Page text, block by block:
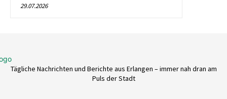
29.07.2026
Tägliche Nachrichten und Berichte aus Erlangen – immer nah dran am
Puls der Stadt